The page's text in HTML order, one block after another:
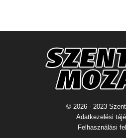
© 2026 - 2023
Adatkezelési
Felhasználási